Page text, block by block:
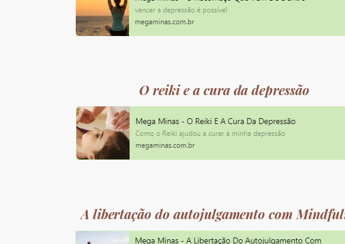
O reiki e a cura da depressão
A libertação do autojulgamento com